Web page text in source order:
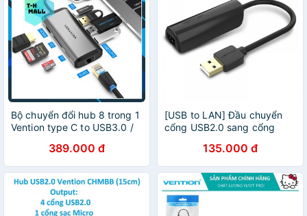
Bộ chuyển đổi hub 8 trong 1
Vention type C to USB3.0 /
card 8 in 1389.000 đ
[USB to LAN] Đầu chuyển
cổng USB2.0 sang cổng
135.000 đ